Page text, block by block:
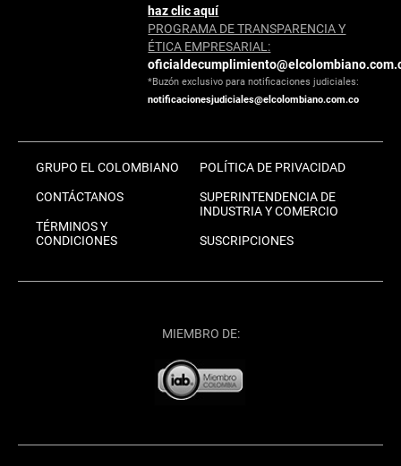
haz clic aquí
PROGRAMA DE TRANSPARENCIA Y
ÉTICA EMPRESARIAL:
*Buzón exclusivo para notificaciones judiciales:
notificacionesjudiciales@elcolombiano.com.co
GRUPO EL COLOMBIANO
CONTÁCTANOS
TÉRMINOS Y
CONDICIONES
POLÍTICA DE PRIVACIDAD
SUPERINTENDENCIA DE
INDUSTRIA Y COMERCIO
SUSCRIPCIONES
MIEMBRO DE: